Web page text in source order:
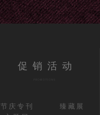
促销活动
节庆专刊
臻藏展